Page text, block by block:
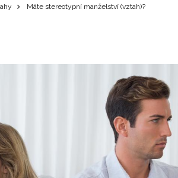
Máte stereotypní manželství (vztah)?